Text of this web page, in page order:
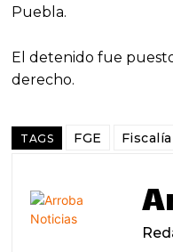
Puebla.
El detenido fue
derecho.
TAGS FGE